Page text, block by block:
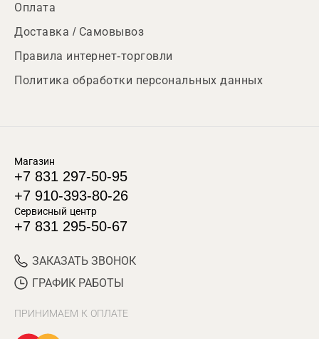
Оплата
Доставка / Самовывоз
Правила интернет-торговли
Политика обработки персональных данных
Магазин
+7 831 297-50-95
+7 910-393-80-26
Сервисный центр
+7 831 295-50-67
ЗАКАЗАТЬ ЗВОНОК
ГРАФИК РАБОТЫ
ПРИНИМАЕМ К ОПЛАТЕ